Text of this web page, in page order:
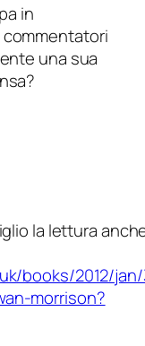
in
una sua
la lettura
books/2012/
morrison?